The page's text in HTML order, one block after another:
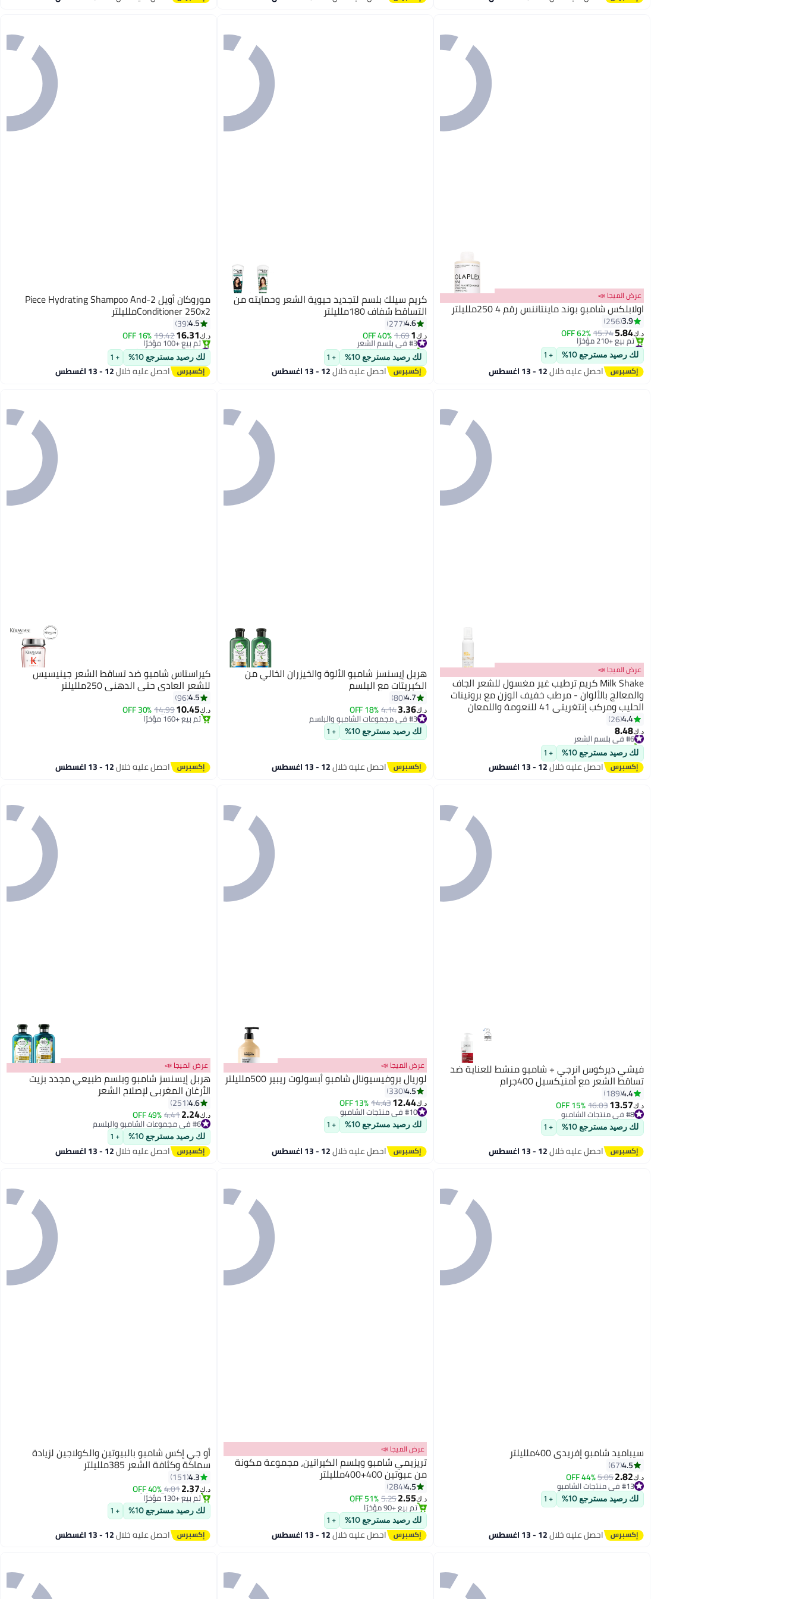
عرض الميجا 📣
اولابلكس شامبو بوند ماينتاننس رقم 4 250ملليلتر
3.9
256
د.ك‏5.84
15.74
62% OFF
#6 في منتجات الشامبو
أقل سعر في 30 يوم
تم بيع +210 مؤخرًا
#6 في منتجات الشامبو
لك رصيد مسترجع 10% + 1
احصل عليه خلال12 - 13 اغسطس
كريم سيلك بلسم لتجديد حيوية الشعر وحمايته من
التساقط شفاف 180ملليلتر
4.6
277
د.ك‏1
1.69
40% OFF #3 في بلسم الشعر
تم بيع +380 مؤخرًا
#3 في بلسم الشعر
لك رصيد مسترجع 10% + 1
احصل عليه خلال12 - 13 اغسطس
موروكان أويل 2-Piece Hydrating Shampoo And
Conditioner 250x2ملليلتر
4.5
39
د.ك‏16.31
19.42
16% OFF
#2 في مجموعات الشامبو والبلسم
أقل سعر في 30 يوم
تم بيع +100 مؤخرًا
#2 في مجموعات الشامبو والبلسم
لك رصيد مسترجع 10% + 1
احصل عليه خلال12 - 13 اغسطس
عرض الميجا 📣
Milk Shake كريم ترطيب غير مغسول للشعر الجاف
والمعالج بالألوان - مرطب خفيف الوزن مع بروتينات
الحليب ومركب إنتغريتي 41 للنعومة واللمعان
وسهولة التصفيف، 200 مل
4.4
26
د.ك‏8.48
#6 في بلسم الشعر
تم بيع +170 مؤخرًا
#6 في بلسم الشعر
لك رصيد مسترجع 10% + 1
احصل عليه خلال12 - 13 اغسطس
هربل إيسنسز شامبو الألوة والخيزران الخالي من
الكبريتات مع البلسم
4.7
80
د.ك‏3.36
4.14
18% OFF #3 في مجموعات الشامبو والبلسم
تم بيع +210 مؤخرًا
#3 في مجموعات الشامبو والبلسم
لك رصيد مسترجع 10% + 1
احصل عليه خلال12 - 13 اغسطس
كيراستاس شامبو ضد تساقط الشعر جينيسيس
للشعر العادي حتى الدهني 250ملليلتر
4.5
96
د.ك‏10.45
14.99
30% OFF
#5 في منتجات الشامبو
أقل سعر في 7 يوم
تم بيع +160 مؤخرًا
#5 في منتجات الشامبو
احصل عليه خلال12 - 13 اغسطس
فيشي ديركوس انرجي + شامبو منشط للعناية ضد
تساقط الشعر مع أمنيكسيل 400جرام
4.4
189
د.ك‏13.57
16.03
15% OFF #8 في منتجات الشامبو
تم بيع +200 مؤخرًا
#8 في منتجات الشامبو
لك رصيد مسترجع 10% + 1
احصل عليه خلال12 - 13 اغسطس
عرض الميجا 📣
لوريال بروفيسيونال شامبو أبسولوت ريبير 500ملليلتر
4.5
330
د.ك‏12.44
14.43
13% OFF #10 في منتجات الشامبو
تم بيع +110 مؤخرًا
#10 في منتجات الشامبو
لك رصيد مسترجع 10% + 1
احصل عليه خلال12 - 13 اغسطس
عرض الميجا 📣
هربل إيسنسز شامبو وبلسم طبيعي مجدد بزيت
الأرغان المغربي لإصلاح الشعر
4.6
251
د.ك‏2.24
4.41
49% OFF #6 في مجموعات الشامبو والبلسم
تم بيع +330 مؤخرًا
#6 في مجموعات الشامبو والبلسم
لك رصيد مسترجع 10% + 1
احصل عليه خلال12 - 13 اغسطس
سيباميد شامبو إفريدي 400ملليلتر
4.5
67
د.ك‏2.82
5.05
44% OFF #13 في منتجات الشامبو
تم بيع +100 مؤخرًا
#13 في منتجات الشامبو
لك رصيد مسترجع 10% + 1
احصل عليه خلال12 - 13 اغسطس
عرض الميجا 📣
تريزيمي شامبو وبلسم الكيراتين، مجموعة مكونة
من عبوتين 400+400ملليلتر
4.5
284
د.ك‏2.55
5.25
51% OFF
#4 في شامبو وبلسم
أقل سعر في 30 يوم
تم بيع +90 مؤخرًا
#4 في شامبو وبلسم
لك رصيد مسترجع 10% + 1
احصل عليه خلال12 - 13 اغسطس
أو جي إكس شامبو بالبيوتين والكولاجين لزيادة
سماكة وكثافة الشعر 385ملليلتر
4.3
151
د.ك‏2.37
4.01
40% OFF
#37 في منتجات الشامبو
أقل سعر في 7 يوم
تم بيع +130 مؤخرًا
#37 في منتجات الشامبو
لك رصيد مسترجع 10% + 1
احصل عليه خلال12 - 13 اغسطس